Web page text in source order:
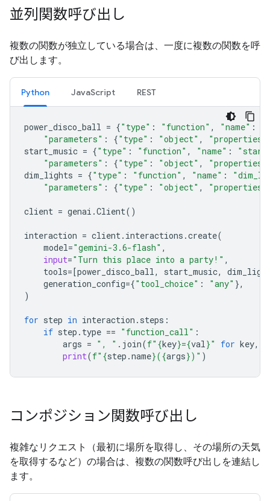
並列関数呼び出し
複数の関数が独立している場合は、一度に複数の関数を呼
び出します。
Python JavaScript REST
power_disco_ball = {"type" : "function" , "name" :
"parameters" : {"type" : "object" , "properties"
start_music = {"type" : "function" , "name" :
"parameters" : {"type" : "object" , "properties"
dim_lights = {"type" : "function" , "name" :
"parameters" : {"type" : "object" , "properties"
client = genai .Client()
interaction = client. interactions .create(
model="gemini-3.6-flash" ,
input="Turn this place into a party!" ,
tools= [power_disco_ball, start_music,
generation_config={"tool_choice" : "any" },
)
for step in interaction . steps :
if step . type == "function_call" :
args = ", " . join(f" {key}={val}" for key,
print(f" {step .name}({args})" )
コンポジション関数呼び出し
複雑なリクエスト（最初に場所を取得し、その場所の天気
を取得するなど）の場合は、複数の関数呼び出しを連結し
ます。